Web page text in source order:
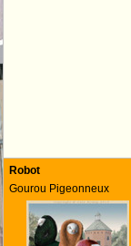
Robot
Gourou Pigeonneux